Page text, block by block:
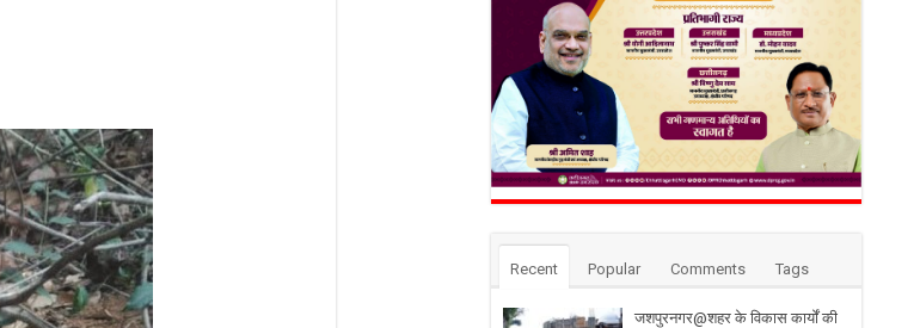
Recent Popular Comments Tags
जशपुरनगर@शहर के विकास कार्यों की